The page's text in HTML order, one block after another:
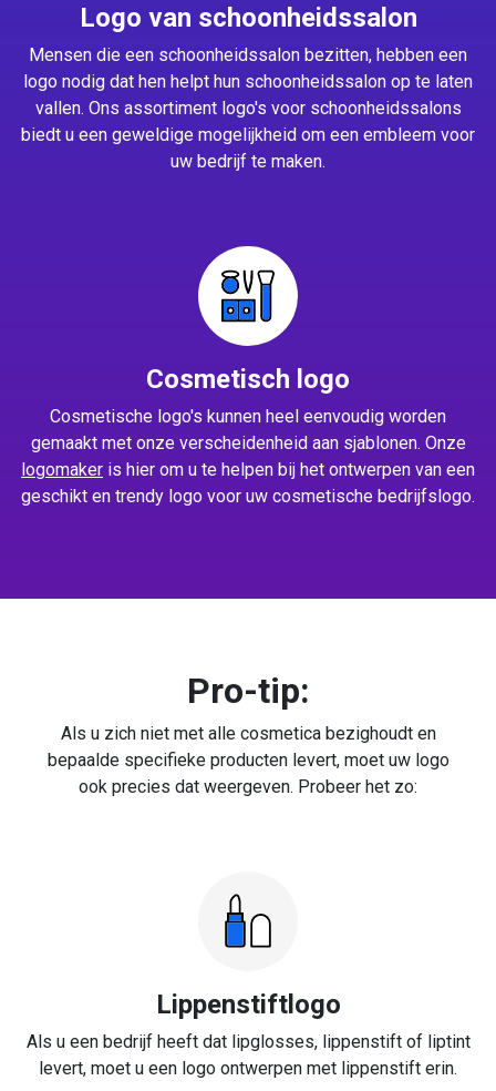
Logo van schoonheidssalon
Mensen die een schoonheidssalon bezitten, hebben een
logo nodig dat hen helpt hun schoonheidssalon op te laten
vallen. Ons assortiment logo's voor schoonheidssalons
biedt u een geweldige mogelijkheid om een embleem voor
uw bedrijf te maken.
Cosmetisch logo
Cosmetische logo's kunnen heel eenvoudig worden
gemaakt met onze verscheidenheid aan sjablonen. Onze
logomaker is hier om u te helpen bij het ontwerpen van een
geschikt en trendy logo voor uw cosmetische bedrijfslogo.
Pro-tip:
Als u zich niet met alle cosmetica bezighoudt en
bepaalde specifieke producten levert, moet uw logo
ook precies dat weergeven. Probeer het zo:
Lippenstiftlogo
Als u een bedrijf heeft dat lipglosses, lippenstift of liptint
levert, moet u een logo ontwerpen met lippenstift erin.